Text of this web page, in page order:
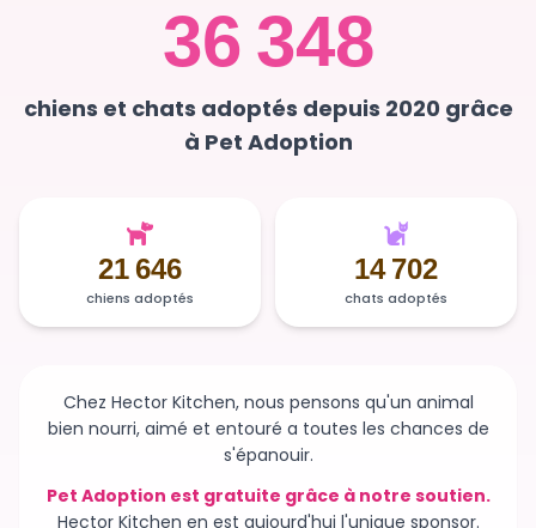
36 348
chiens et chats adoptés depuis 2020 grâce
à Pet Adoption
21 646
chiens adoptés
14 702
chats adoptés
Chez Hector Kitchen, nous pensons qu'un animal
bien nourri, aimé et entouré a toutes les chances de
s'épanouir.
Pet Adoption est gratuite grâce à notre soutien.
Hector Kitchen en est aujourd'hui l'unique sponsor.